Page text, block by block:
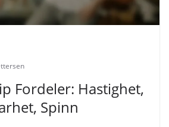
Fordeler: Hastighet,
Spinn